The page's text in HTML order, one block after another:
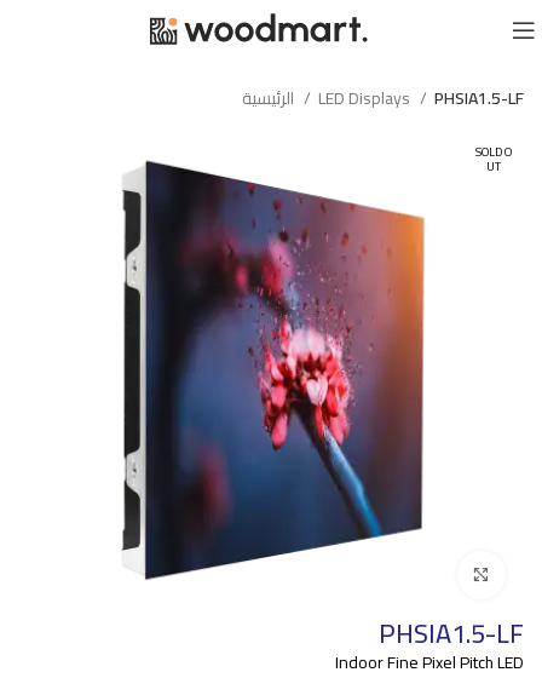
LED Displays PHSIA1.5-LF
SOLD O
UT
PHSIA1.5-LF
Indoor Fine Pixel Pitch LED